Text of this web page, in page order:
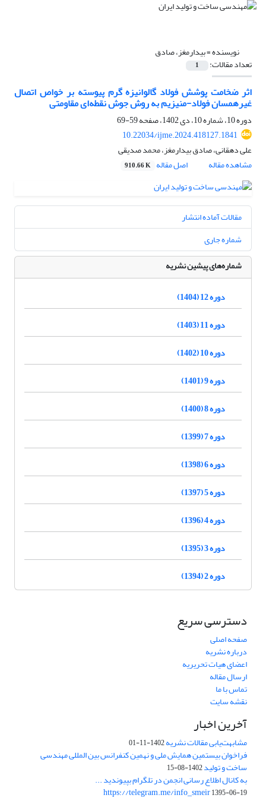
نویسنده =بیدارمغز، صادق
تعداد مقالات: 1
اثر ضخامت پوشش فولاد گالوانیزه گرم پیوسته بر خواص اتصال
غیرهمسان فولاد-منیزیم به روش جوش نقطه‌ای مقاومتی
دوره 10، شماره 10، دی 1402، صفحه
59-69
10.22034/ijme.2024.418127.1841
علی دهقانی، صادق بیدارمغز، محمد صدیقی
مشاهده مقاله
اصل مقاله 910.66 K
مقالات آماده انتشار
شماره جاری
شماره‌های پیشین نشریه
دوره 12 (1404)
دوره 11 (1403)
دوره 10 (1402)
دوره 9 (1401)
دوره 8 (1400)
دوره 7 (1399)
دوره 6 (1398)
دوره 5 (1397)
دوره 4 (1396)
دوره 3 (1395)
دوره 2 (1394)
دسترسی سریع
صفحه اصلی
درباره نشریه
اعضای هیات تحریریه
ارسال مقاله
تماس با ما
نقشه سایت
آخرین اخبار
مشابهت‌یابی مقالات نشریه1402-11-01
فراخوان بیستمین همایش ملی و نهمین کنفرانس بین المللی مهندسی
ساخت و تولید1402-08-15
به کانال اطلاع رسانی انجمن در تلگرام بپیوندید ...
https://telegram.me/info_smeir1395-06-19